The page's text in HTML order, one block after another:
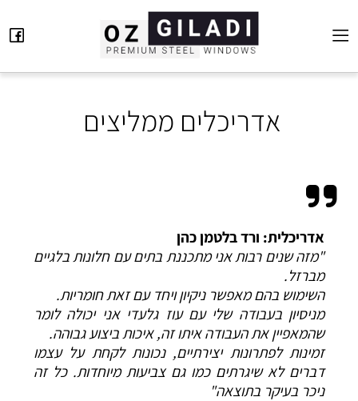
אדריכלים ממליצים
אדריכלית: ורד בלטמן כהן
"מזה שנים רבות אני מתכננת בתים עם חלונות בלגיים
מברזל.
השימוש בהם מאפשר ניקיון ויחד עם זאת חומריות.
מניסיון בעבודה שלי עם עוז גלעדי אני יכולה לומר
שהמאפיין את העבודה איתו זה, איכות ביצוע גבוהה.
זמינות לפתרונות יצירתיים, נכונות לקחת על עצמו
דברים לא שיגרתים כמו גם צביעות מיוחדות. כל זה
ניכר בעיקר בתוצאה"